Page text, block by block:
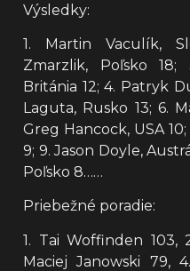
Výsledky:
1. Martin Vaculík,
Zmarzlik, Poľsko
Británia 12; 4. Patryk
Laguta, Rusko 13; 6.
Greg Hancock, USA
9; 9. Jason Doyle,
Poľsko 8……
Priebežné poradie:
1. Tai Woffinden 103,
Maciej Janowski 79,